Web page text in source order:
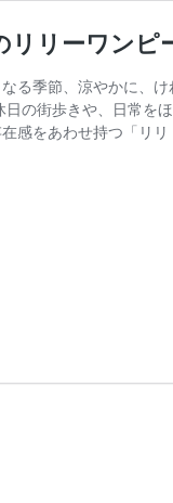
リリーワンピ
る季節、涼やかに、
日の街歩きや、日常を
在感をあわせ持つ「リ